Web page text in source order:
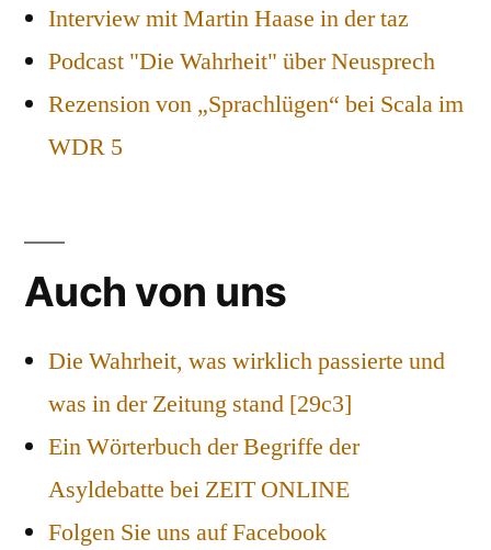
Interview mit Martin Haase in der taz
Podcast "Die Wahrheit" über Neusprech
Rezension von „Sprachlügen“ bei Scala im
WDR 5
Auch von uns
Die Wahrheit, was wirklich passierte und
was in der Zeitung stand [29c3]
Ein Wörterbuch der Begriffe der
Asyldebatte bei ZEIT ONLINE
Folgen Sie uns auf Facebook